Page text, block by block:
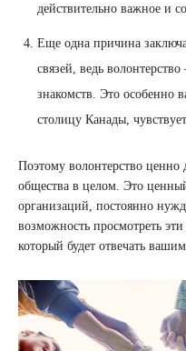
действительно важное и
Еще одна причина
связей, ведь
знакомств. Это особенно
столицу Канады,
Поэтому волонтерство ценно
общества в целом. Это
организаций, постоянно
возможность просмотреть
который будет отвечать